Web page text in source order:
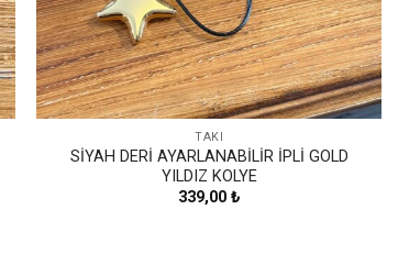
TAKI
SİYAH DERİ AYARLANABİLİR İPLİ GOLD
YILDIZ KOLYE
339,00 ₺